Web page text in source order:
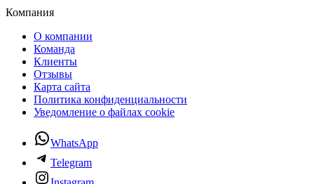
Компания
О компании
Команда
Клиенты
Отзывы
Карта сайта
Политика конфиденциальности
Уведомление о файлах cookie
WhatsApp
Telegram